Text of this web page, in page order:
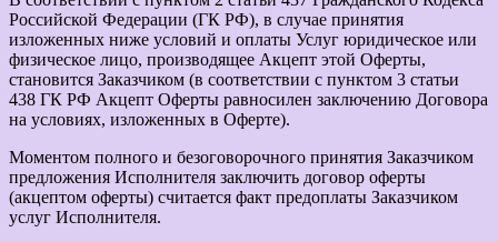
Российской Федерации (ГК РФ), в случае принятия
изложенных ниже условий и оплаты Услуг юридическое или
физическое лицо, производящее Акцепт этой Оферты,
становится Заказчиком (в соответствии с пунктом 3 статьи
438 ГК РФ Акцепт Оферты равносилен заключению Договора
на условиях, изложенных в Оферте).
Моментом полного и безоговорочного принятия Заказчиком
предложения Исполнителя заключить договор оферты
(акцептом оферты) считается факт предоплаты Заказчиком
услуг Исполнителя.